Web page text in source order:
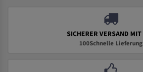
SICHERER VERSAND
100Schnelle Lieferung